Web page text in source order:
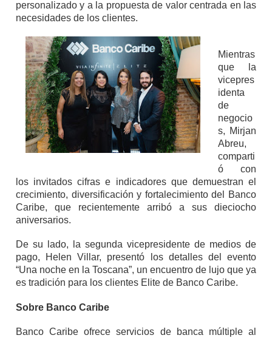
personalizado y a la propuesta de valor centrada en las
necesidades de los clientes.
Mientras
que la
vicepres
identa
de
negocio
s, Mirjan
Abreu,
comparti
ó con
los invitados cifras e indicadores que demuestran el
crecimiento, diversificación y fortalecimiento del Banco
Caribe, que recientemente arribó a sus dieciocho
aniversarios.
De su lado, la segunda vicepresidente de medios de
pago, Helen Villar, presentó los detalles del evento
“Una noche en la Toscana”, un encuentro de lujo que ya
es tradición para los clientes Elite de Banco Caribe.
Sobre Banco Caribe
Banco Caribe ofrece servicios de banca múltiple al